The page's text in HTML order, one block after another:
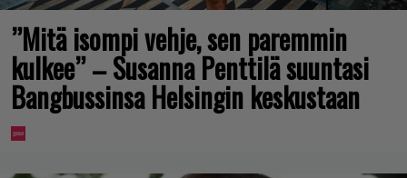
”Mitä isompi vehje, sen paremmin
kulkee” – Susanna Penttilä suuntasi
Bangbussinsa Helsingin keskustaan